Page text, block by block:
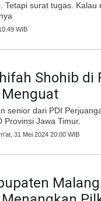
Tetapi surat tugas. Kalau
WIB
Shohib di
senior dari PDI
Jawa Timur.
31 Mei 2024 20:00 WIB
Malang